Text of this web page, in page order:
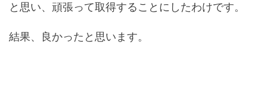
と思い、頑張って取得することにしたわけです。
結果、良かったと思います。